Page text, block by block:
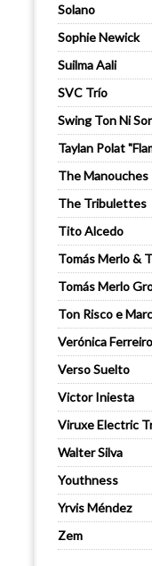
Solano
Sophie Newick
Suilma Aali
SVC Trío
Swing Ton Ni
Taylan Polat
The Manouches
The Tribulettes
Tito Alcedo
Tomás Merlo &
Tomás Merlo
Ton Risco e
Verónica Ferreiro
Verso Suelto
Victor Iniesta
Viruxe Electric
Walter Silva
Youthness
Yrvis Méndez
Zem